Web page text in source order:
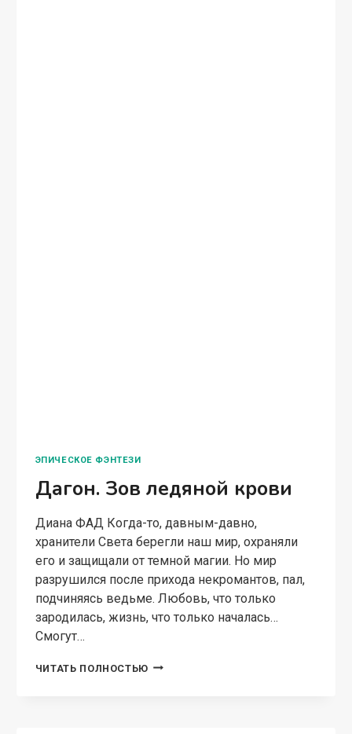
ЭПИЧЕСКОЕ ФЭНТЕЗИ
Дагон. Зов ледяной крови
Диана ФАД Когда-то, давным-давно,
хранители Света берегли наш мир, охраняли
его и защищали от темной магии. Но мир
разрушился после прихода некромантов, пал,
подчиняясь ведьме. Любовь, что только
зародилась, жизнь, что только началась…
Смогут…
ЧИТАТЬ ПОЛНОСТЬЮ ДАГОН.